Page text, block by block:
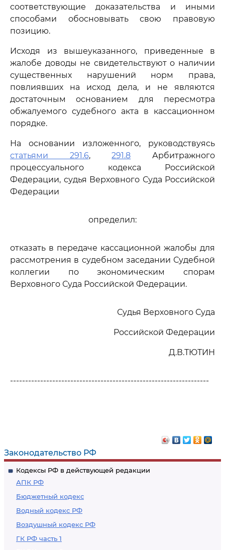
Законодательство РФ
Кодексы РФ в действующей редакции
АПК РФ
Бюджетный кодекс
Водный кодекс РФ
Воздушный кодекс РФ
ГК РФ часть 1
соответствующие доказательства и иными
способами обосновывать свою правовую
позицию.
Исходя из вышеуказанного, приведенные в
жалобе доводы не свидетельствуют о наличии
существенных нарушений норм права,
повлиявших на исход дела, и не являются
достаточным основанием для пересмотра
обжалуемого судебного акта в кассационном
порядке.
На основании изложенного, руководствуясь
статьями 291.6,291.8 Арбитражного
процессуального кодекса Российской
Федерации, судья Верховного Суда Российской
Федерации
определил:
отказать в передаче кассационной жалобы для
рассмотрения в судебном заседании Судебной
коллегии по экономическим спорам
Верховного Суда Российской Федерации.
Судья Верховного Суда
Российской Федерации
Д.В.ТЮТИН
------------------------------------------------------------------